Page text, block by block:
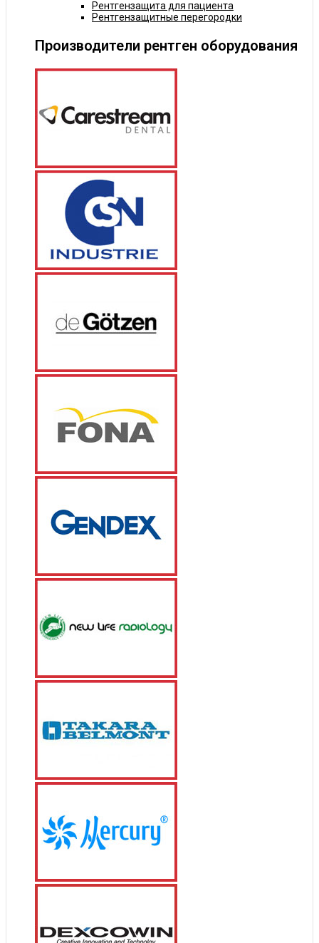
Рентгензащита для пациента
Рентгензащитные перегородки
Производители рентген оборудования